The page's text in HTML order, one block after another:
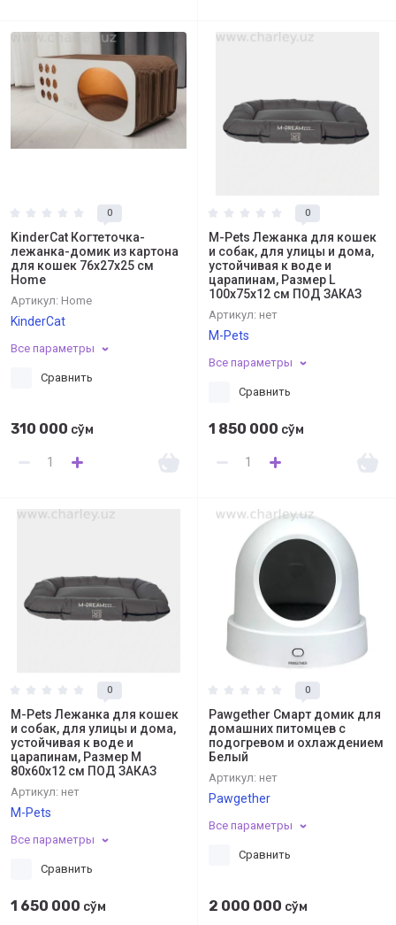
0
KinderCat Когтеточка-
лежанка-домик из картона
для кошек 76x27x25 см
Home
Артикул: Home
KinderCat
Все параметры
Сравнить
310 000 сўм
0
M-Pets Лежанка для кошек
и собак, для улицы и дома,
уcтойчивая к воде и
царапинам, Размер L
100x75x12 см ПОД ЗАКАЗ
Артикул: нет
M-Pets
Все параметры
Сравнить
1 850 000 сўм
0
M-Pets Лежанка для кошек
и собак, для улицы и дома,
уcтойчивая к воде и
царапинам, Размер M
80x60x12 см ПОД ЗАКАЗ
Артикул: нет
M-Pets
Все параметры
Сравнить
1 650 000 сўм
0
Pawgether Смарт домик для
домашних питомцев с
подогревом и охлаждением
Белый
Артикул: нет
Pawgether
Все параметры
Сравнить
2 000 000 сўм